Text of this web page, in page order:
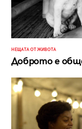
НЕЩАТА ОТ ЖИВОТА
Доброто е